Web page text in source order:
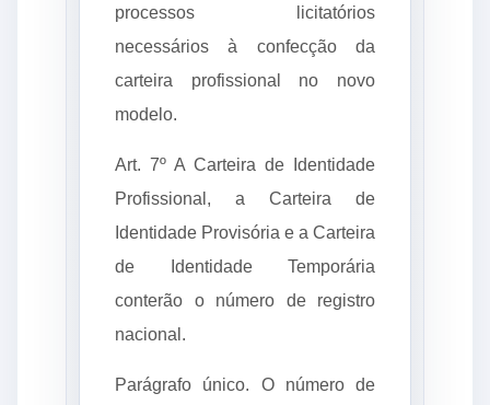
processos licitatórios
necessários à confecção da
carteira profissional no novo
modelo.
Art. 7º A Carteira de Identidade
Profissional, a Carteira de
Identidade Provisória e a Carteira
de Identidade Temporária
conterão o número de registro
nacional.
Parágrafo único. O número de